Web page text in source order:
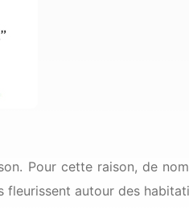
Pour cette raison, de
fleurissent autour des